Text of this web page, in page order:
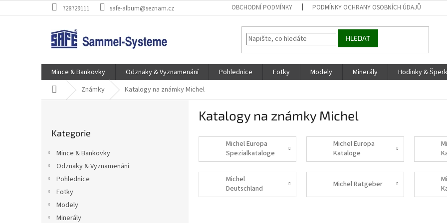
na
728729111 safe-album@seznam.cz OBCHODNÍ PODMÍNKY PODMÍNKY OCHRANY OSOBNÍCH ÚDAJŮ
HLEDAT
Mince & Bankovky Odznaky & Vyznamenání Pohlednice Fotky Modely Minerály Hodinky &
Domů Známky Katalogy na známky Michel
kategorie
Kategorie
Mince & Bankovky
Odznaky & Vyznamenání
Pohlednice
Fotky
Modely
Minerály
Katalogy na známky Michel
Michel Europa
Spezialkataloge
Michel Europa
Kataloge
Michel
Deutschland
Kataloge
Michel Ratgeber